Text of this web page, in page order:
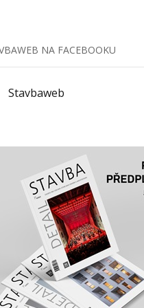
NA FACEBOOKU
Stavbaweb